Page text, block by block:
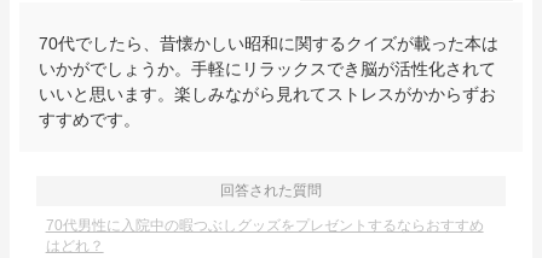
70代でしたら、昔懐かしい昭和に関するクイズが載った本は
いかがでしょうか。手軽にリラックスでき脳が活性化されて
いいと思います。楽しみながら見れてストレスがかからずお
すすめです。
回答された質問
70代男性に入院中の暇つぶしグッズをプレゼントするならおすすめ
はどれ？